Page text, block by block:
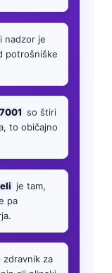
nadzor je
potrošniške
so štiri
to običajno
je tam,
pa
zdravnik za